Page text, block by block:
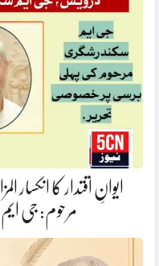
ایوانِ اقتدار کا
مرحوم: جی